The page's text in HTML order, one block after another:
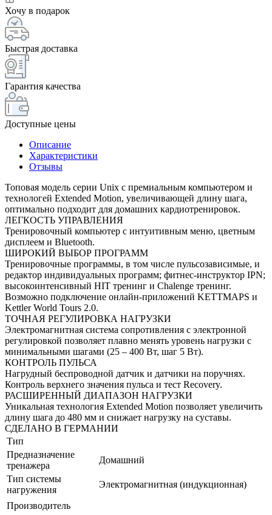
Хочу в подарок
Быстрая доставка
Гарантия качества
Доступные цены
Описание
Характеристики
Отзывы
Топовая модель серии Unix с премиальным компьютером и
технологей Extended Motion, увеличивающей длину шага,
оптимально подходит для домашних кардиотренировок.
ЛЕГКОСТЬ УПРАВЛЕНИЯ
Тренировочный компьютер с интуитивным меню, цветным
дисплеем и Bluetooth.
ШИРОКИЙ ВЫБОР ПРОГРАММ
Тренировочные программы, в том числе пульсозависимые, и
редактор индивидуальных программ; фитнес-инструктор IPN;
высокоинтенсивный HIT тренинг и Chalenge тренинг.
Возможно подключение онлайн-приложений KETTMAPS и
Kettler World Tours 2.0.
ТОЧНАЯ РЕГУЛИРОВКА НАГРУЗКИ
Электромагнитная система сопротивления с электронной
регулировкой позволяет плавно менять уровень нагрузки с
минимальными шагами (25 – 400 Вт, шаг 5 Вт).
КОНТРОЛЬ ПУЛЬСА
Нагрудный беспроводной датчик и датчики на поручнях.
Контроль верхнего значения пульса и тест Recovery.
РАСШИРЕННЫЙ ДИАПАЗОН НАГРУЗКИ
Уникальная технология Extended Motion позволяет увеличить
длину шага до 480 мм и снижает нагрузку на суставы.
СДЕЛАНО В ГЕРМАНИИ
Тип
Предназначение
тренажера
Домашний
Тип системы
нагружения
Электромагнитная (индукционная)
Производитель